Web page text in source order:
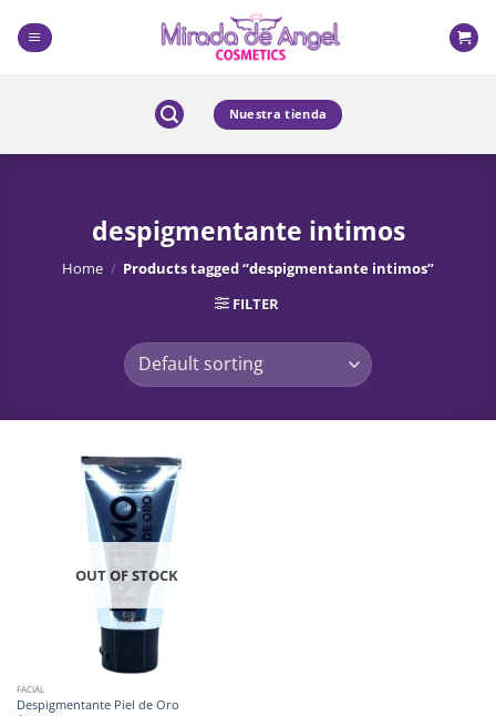
content
Nuestra tienda
despigmentante intimos
Home / Products tagged “despigmentante intimos”
FILTER
OUT OF STOCK
FACIAL
Despigmentante Piel de Oro